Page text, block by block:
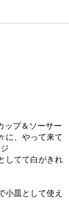
ップ＆ソーサー
に、やって来て
してて白がきれ
小皿として使え